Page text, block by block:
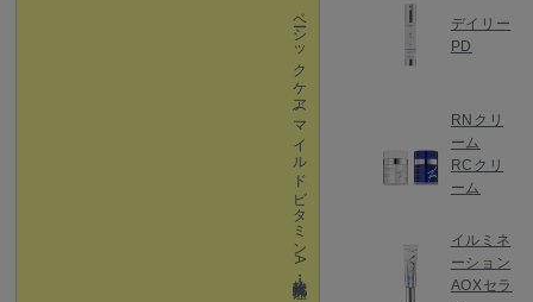
ベーシックケア
(マイルドビタミン A ・抗酸化・抗炎症・バリア機能強化）
デイリー
PD
RNクリ
ーム
RCクリ
ーム
イルミネ
ーション
AOXセラ